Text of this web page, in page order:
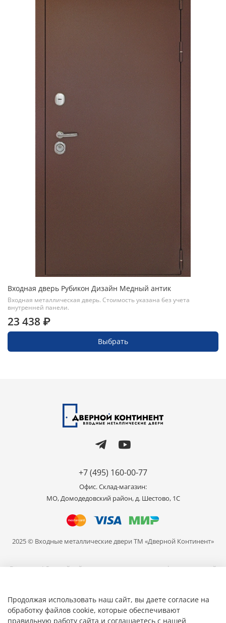
Входная дверь Рубикон Дизайн Медный антик
Входная металлическая дверь. Стоимость указана без учета
внутренней панели.
23 438 ₽
Выбрать
+7 (495) 160-00-77
Офис. Склад-магазин:
МО, Домодедовский район, д. Шестово, 1C
2025 © Входные металлические двери ТМ «Дверной Континент»
Внимание! Данный сайт носит исключительно информационный
представленной на сайте может отличаться от реального, в связи
с различными настройками ваших устройств для просмотра.
Общество с ограниченной ответственностью «Мир Дверей» ИНН
Продолжая использовать наш сайт, вы даете согласие на
обработку файлов cookie, которые обеспечивают
правильную работу сайта и соглашаетесь с нашей